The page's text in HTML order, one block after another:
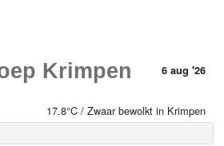
Krimpen 6 aug '26
17.8°C / Zwaar bewolkt in Krimpen